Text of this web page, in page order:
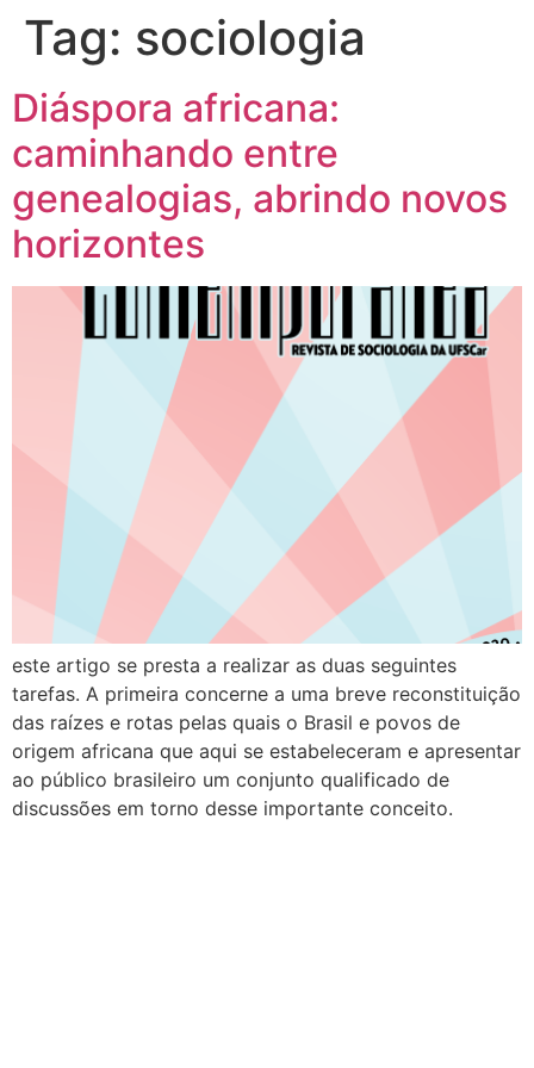
Tag: sociologia
Diáspora africana:
caminhando entre
genealogias, abrindo novos
horizontes
este artigo se presta a realizar as duas seguintes
tarefas. A primeira concerne a uma breve reconstituição
das raízes e rotas pelas quais o Brasil e povos de
origem africana que aqui se estabeleceram e apresentar
ao público brasileiro um conjunto qualificado de
discussões em torno desse importante conceito.